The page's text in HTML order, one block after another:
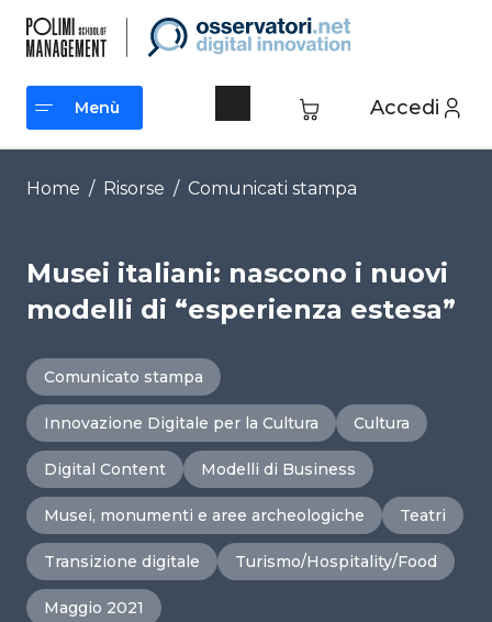
contenuto
Accedi
Menù
Menù
Home / Risorse / Comunicati stampa
Musei italiani: nascono i nuovi
modelli di “esperienza estesa”
Comunicato stampa
Innovazione Digitale per la Cultura Cultura
Digital Content Modelli di Business
Musei, monumenti e aree archeologiche Teatri
Transizione digitale Turismo/Hospitality/Food
Maggio 2021